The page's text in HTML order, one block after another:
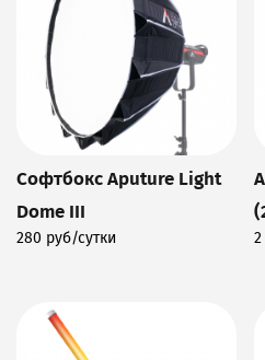
Софтбокс Aputure Light
Dome III
280 руб/сутки